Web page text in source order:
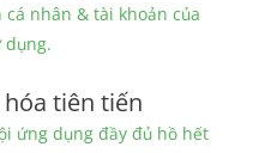
nhân & tài khoản của
dụng.
tiên tiến
ứng dụng đầy đủ hồ hết